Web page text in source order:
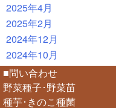
2025年4月
2025年2月
2024年12月
2024年10月
■問い合わせ
野菜種子･野菜苗
種芋･きのこ種菌